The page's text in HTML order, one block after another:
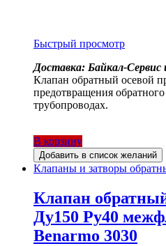
Быстрый просмотр
Доставка: Байкал-Сервис
Клапан обратный осевой
предотвращения
трубопроводах.
В корзину
Добавить в список желаний
Клапаны и затворы
Клапан
Ду150 Ру40
Benarmo 3030